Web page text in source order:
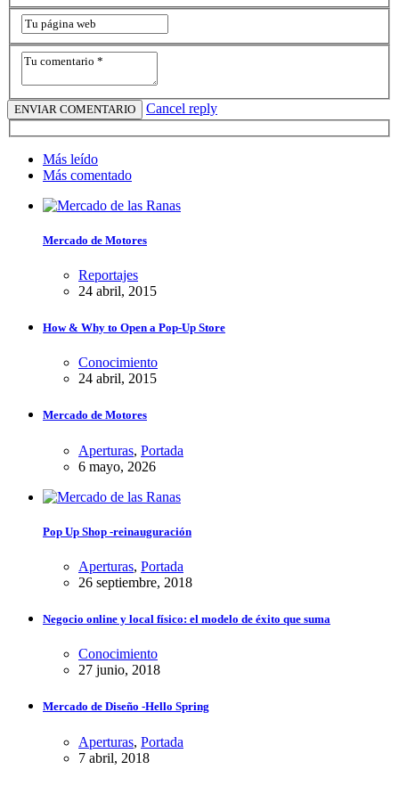
Cancel reply
Más leído
Más comentado
Mercado de Motores
Reportajes
24 abril, 2015
How & Why to Open a Pop-Up Store
Conocimiento
24 abril, 2015
Mercado de Motores
Aperturas, Portada
6 mayo, 2026
Pop Up Shop -reinauguración
Aperturas, Portada
26 septiembre, 2018
Negocio online y local físico: el modelo de éxito que suma
Conocimiento
27 junio, 2018
Mercado de Diseño -Hello Spring
Aperturas, Portada
7 abril, 2018